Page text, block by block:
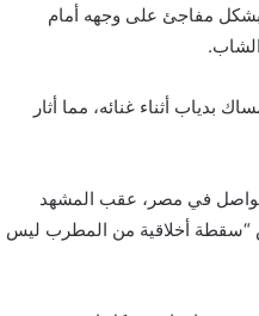
بشكل مفاجئ على وجهه أمام
بدياب أثناء غنائه، مما أثار
في مصر، عقب المشهد
“سقطة أخلاقية من المطرب ليس